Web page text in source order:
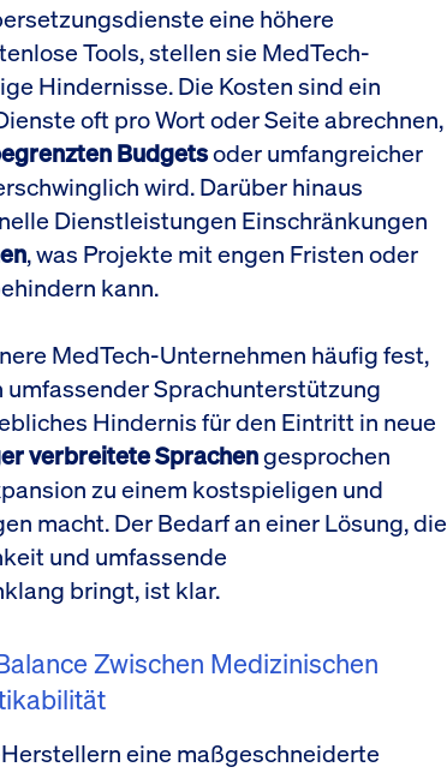
eine höhere
Tools, stellen sie MedTech-
Hindernisse. Die Kosten sind ein
oft pro Wort oder Seite abrechnen,
Budgetsoder umfangreicher
wird. Darüber hinaus
Dienstleistungen Einschränkungen
, was Projekte mit engen Fristen oder
kann.
MedTech-Unternehmen häufig fest,
umfassender Sprachunterstützung
Hindernis für den Eintritt in neue
verbreitete Sprachengesprochen
zu einem kostspieligen und
macht. Der Bedarf an einer Lösung, die
und umfassende
bringt, ist klar.
Zwischen Medizinischen
eine maßgeschneiderte